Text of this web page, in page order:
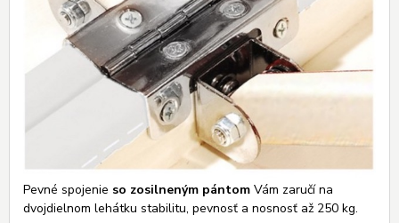
Pevné spojenie so zosilneným pántom Vám zaručí na
dvojdielnom lehátku stabilitu, pevnosť a nosnosť až 250 kg.